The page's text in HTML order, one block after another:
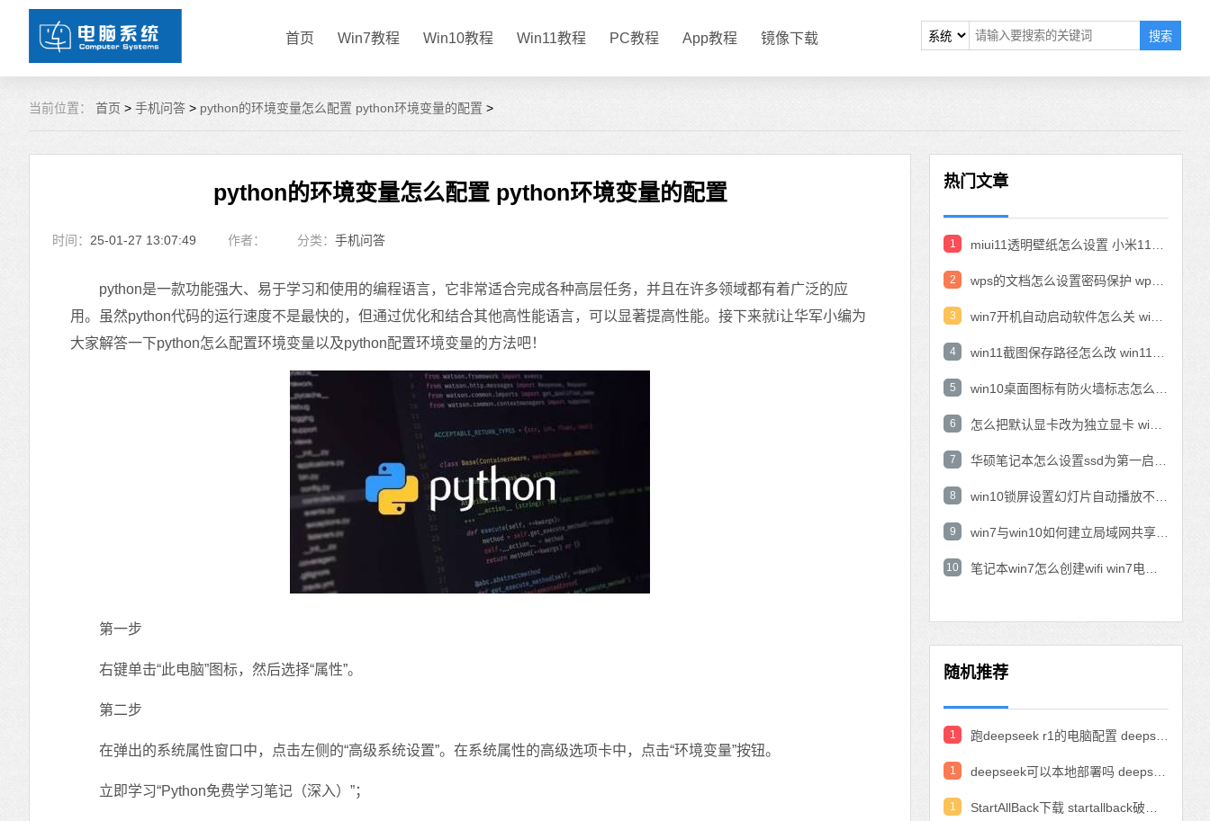
首页 Win7教程 Win10教程 Win11教程 PC教程 App教程 镜像下载 搜索
当前位置： 首页 > 手机问答 > python的环境变量怎么配置 python环境变量的配置 >
python的环境变量怎么配置 python环境变量的配置
时间： 25-01-27 13:07:49 作者： 分类： 手机问答
python是一款功能强大、易于学习和使用的编程语言，它非常适合完成各种高层任务，并且在许多领域都有着广泛的应
用。虽然python代码的运行速度不是最快的，但通过优化和结合其他高性能语言，可以显著提高性能。接下来就i让华军小编为
大家解答一下python怎么配置环境变量以及python配置环境变量的方法吧！
第一步
右键单击“此电脑”图标，然后选择“属性”。
第二步
在弹出的系统属性窗口中，点击左侧的“高级系统设置”。在系统属性的高级选项卡中，点击“环境变量”按钮。
立即学习“Python免费学习笔记（深入）”；
热门文章
1
2
3
4
5
6
7
8
9
10
随机推荐
1
1
1